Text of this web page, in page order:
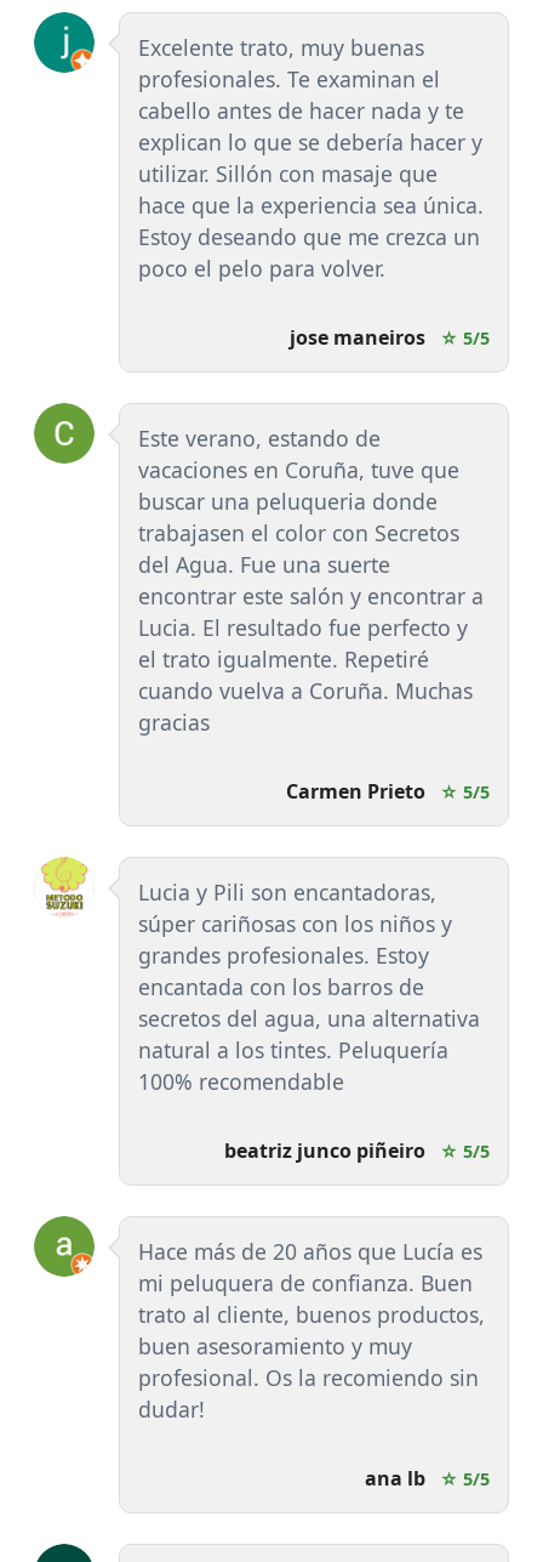
Excelente trato, muy buenas
profesionales. Te examinan el
cabello antes de hacer nada y te
explican lo que se debería hacer y
utilizar. Sillón con masaje que
hace que la experiencia sea única.
Estoy deseando que me crezca un
poco el pelo para volver.
jose maneiros ☆ 5/5
Este verano, estando de
vacaciones en Coruña, tuve que
buscar una peluqueria donde
trabajasen el color con Secretos
del Agua. Fue una suerte
encontrar este salón y encontrar a
Lucia. El resultado fue perfecto y
el trato igualmente. Repetiré
cuando vuelva a Coruña. Muchas
gracias
Carmen Prieto ☆ 5/5
Lucia y Pili son encantadoras,
súper cariñosas con los niños y
grandes profesionales. Estoy
encantada con los barros de
secretos del agua, una alternativa
natural a los tintes. Peluquería
100% recomendable
beatriz junco piñeiro ☆ 5/5
Hace más de 20 años que Lucía es
mi peluquera de confianza. Buen
trato al cliente, buenos productos,
buen asesoramiento y muy
profesional. Os la recomiendo sin
dudar!
ana lb ☆ 5/5